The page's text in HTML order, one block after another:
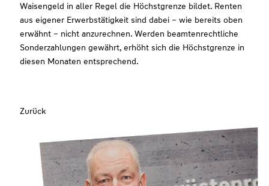
Waisengeld in aller Regel die Höchstgrenze bildet. Renten
aus eigener Erwerbstätigkeit sind dabei – wie bereits oben
erwähnt – nicht anzurechnen. Werden beamtenrechtliche
Sonderzahlungen gewährt, erhöht sich die Höchstgrenze in
diesen Monaten entsprechend.
Zurück